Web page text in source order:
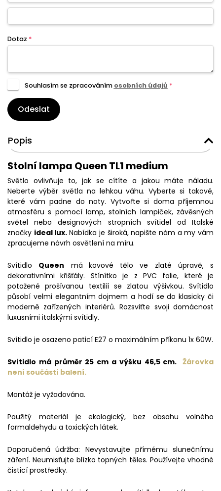
Dotaz *
Souhlasím se zpracováním osobních údajů *
Odeslat
Popis
Stolní lampa Queen TL1 medium
Světlo ovlivňuje to, jak se cítíte a jakou máte náladu.
Neberte výběr světla na lehkou váhu. Vyberte si takové,
které vám padne do noty. Vytvořte si doma příjemnou
atmosféru s pomocí lamp, stolních lampiček, závěsných
světel nebo designových stropních svítidel od Italské
značky ideal lux.Nabídka je široká, napište nám a my vám
zpracujeme návrh osvětlení na míru.
Svítidlo Queen má
kovové tělo ve zlaté úpravě, s
dekorativními křišťály. Stínítko je z PVC folie, které je
potažené prošívanou textilií se zlatou výšivkou. Svítidlo
působí velmi elegantním dojmem a hodí se do klasicky či
moderně zařízených interiérů. Rozsviťte svoji domácnost
luxusními italskými svítidly.
Svítidlo je osazeno paticí E27 o maximálním příkonu 1x 60W.
Svítidlo má průměr 25 cm a výšku 46,5 cm. Žárovka
není součástí balení.
Montáž je vyžadována.
Použitý materiál je ekologický, bez obsahu volného
formaldehydu a toxických látek.
Doporučená údržba: Nevystavujte přímému slunečnímu
záření. Neumisťujte blízko topných těles. Používejte vhodné
čisticí prostředky.